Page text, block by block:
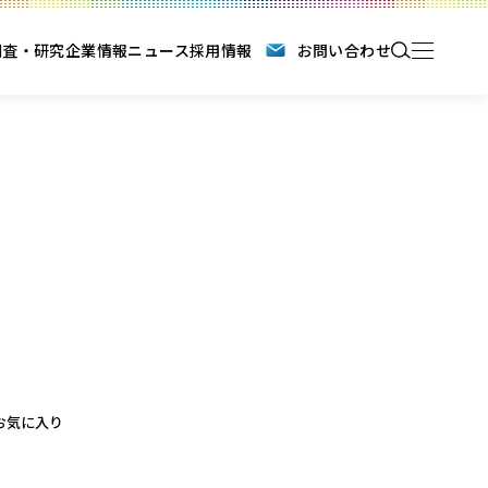
・研究企業情報ニュース採用情報 お問い合わせ
気に入り